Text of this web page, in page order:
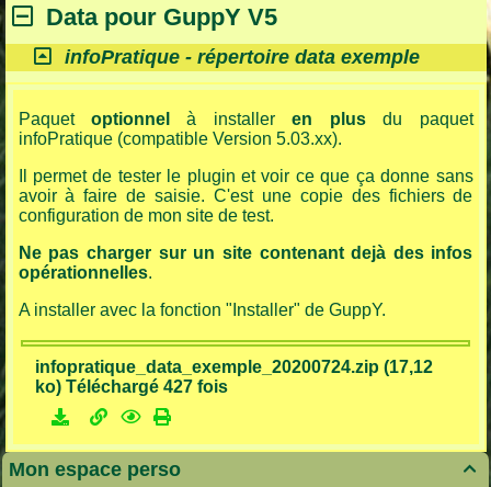
Data pour GuppY V5
infoPratique - répertoire data exemple
Paquet optionnel à installeren plusdu paquet
infoPratique (compatible Version 5.03.xx).
Il permet de tester le plugin et voir ce que ça donne sans
avoir à faire de saisie. C'est une copie des fichiers de
configuration de mon site de test.
Ne pas charger sur un site contenant dejà des infos
opérationnelles.
A installer avec la fonction "Installer" de GuppY.
infopratique_data_exemple_20200724.zip (17,12
ko) Téléchargé 427 fois

Mon espace perso